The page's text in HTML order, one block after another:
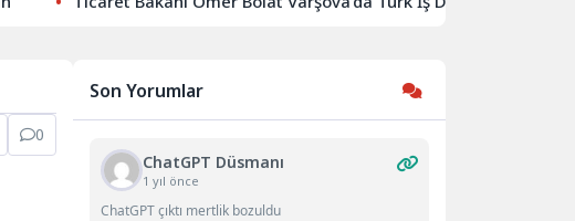
0
Son Yorumlar
ChatGPT Düsmanı
1 yıl önce
ChatGPT çıktı mertlik bozuldu